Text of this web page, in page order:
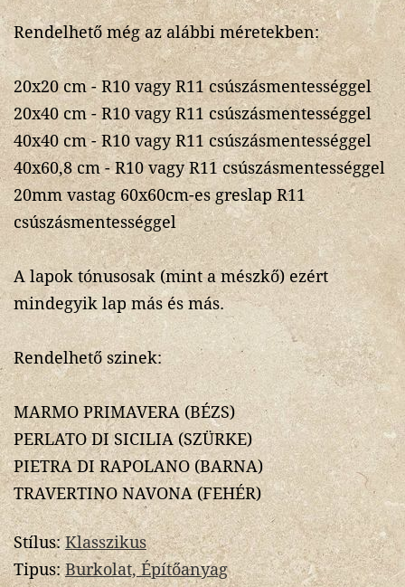
Rendelhető még az alábbi méretekben:
20x20 cm - R10 vagy R11 csúszásmentességgel
20x40 cm - R10 vagy R11 csúszásmentességgel
40x40 cm - R10 vagy R11 csúszásmentességgel
40x60,8 cm - R10 vagy R11 csúszásmentességgel
20mm vastag 60x60cm-es greslap R11
csúszásmentességgel
A lapok tónusosak (mint a mészkő) ezért
mindegyik lap más és más.
Rendelhető szinek:
MARMO PRIMAVERA (BÉZS)
PERLATO DI SICILIA (SZÜRKE)
PIETRA DI RAPOLANO (BARNA)
TRAVERTINO NAVONA (FEHÉR)
Stílus:Klasszikus
Tipus:Burkolat, Építőanyag